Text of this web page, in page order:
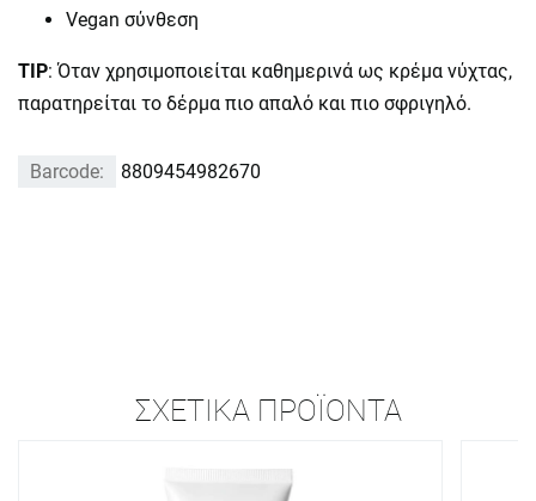
Vegan σύνθεση
TIP: Όταν χρησιμοποιείται καθημερινά ως κρέμα νύχτας,
παρατηρείται το δέρμα πιο απαλό και πιο σφριγηλό.
Barcode: 8809454982670
ΣΧΕΤΙΚΆ ΠΡΟΪΌΝΤΑ